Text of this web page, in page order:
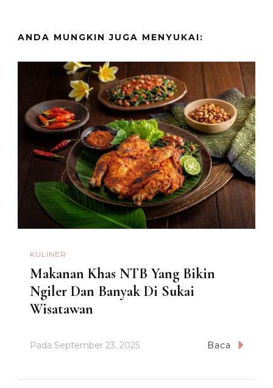
ANDA MUNGKIN JUGA MENYUKAI:
KULINER
Makanan Khas NTB Yang Bikin
Ngiler Dan Banyak Di Sukai
Wisatawan
Pada September 23, 2025 Baca